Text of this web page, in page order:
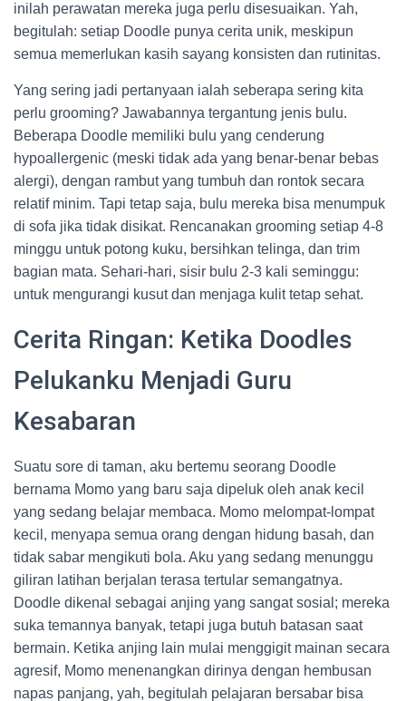
inilah perawatan mereka juga perlu disesuaikan. Yah,
begitulah: setiap Doodle punya cerita unik, meskipun
semua memerlukan kasih sayang konsisten dan rutinitas.
Yang sering jadi pertanyaan ialah seberapa sering kita
perlu grooming? Jawabannya tergantung jenis bulu.
Beberapa Doodle memiliki bulu yang cenderung
hypoallergenic (meski tidak ada yang benar-benar bebas
alergi), dengan rambut yang tumbuh dan rontok secara
relatif minim. Tapi tetap saja, bulu mereka bisa menumpuk
di sofa jika tidak disikat. Rencanakan grooming setiap 4-8
minggu untuk potong kuku, bersihkan telinga, dan trim
bagian mata. Sehari-hari, sisir bulu 2-3 kali seminggu:
untuk mengurangi kusut dan menjaga kulit tetap sehat.
Cerita Ringan: Ketika Doodles
Pelukanku Menjadi Guru
Kesabaran
Suatu sore di taman, aku bertemu seorang Doodle
bernama Momo yang baru saja dipeluk oleh anak kecil
yang sedang belajar membaca. Momo melompat-lompat
kecil, menyapa semua orang dengan hidung basah, dan
tidak sabar mengikuti bola. Aku yang sedang menunggu
giliran latihan berjalan terasa tertular semangatnya.
Doodle dikenal sebagai anjing yang sangat sosial; mereka
suka temannya banyak, tetapi juga butuh batasan saat
bermain. Ketika anjing lain mulai menggigit mainan secara
agresif, Momo menenangkan dirinya dengan hembusan
napas panjang, yah, begitulah pelajaran bersabar bisa